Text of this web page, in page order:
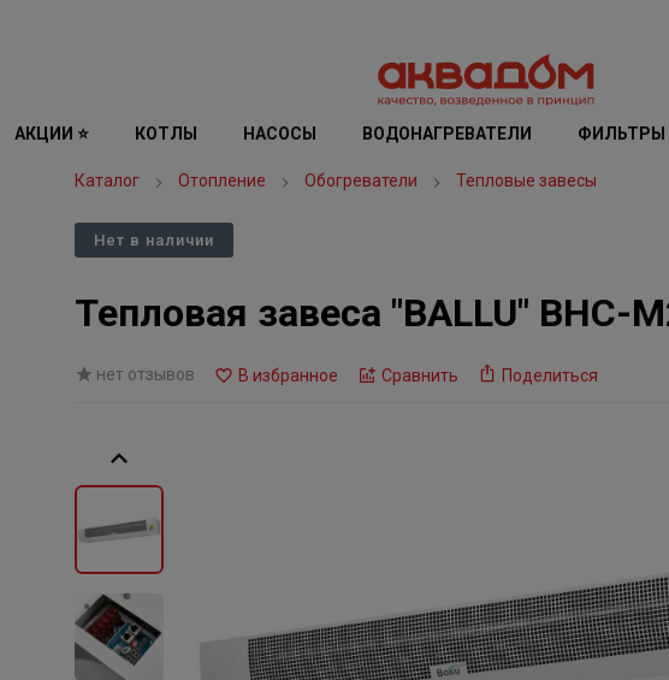
АКЦИИ ⭐ КОТЛЫ НАСОСЫ ВОДОНАГРЕВАТЕЛИ ФИЛЬТРЫ
Каталог Отопление Обогреватели Тепловые завесы
Нет в наличии
Тепловая завеса "BALLU" BHC-
нет отзывов В избранное Сравнить Поделиться